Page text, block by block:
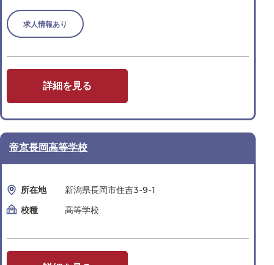
求人情報あり
詳細を見る
帝京長岡高等学校
所在地
新潟県長岡市住吉3-9-1
校種
高等学校